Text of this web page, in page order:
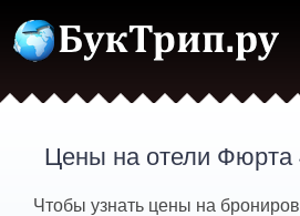
Цены на отели Фюрта
Чтобы узнать цены на